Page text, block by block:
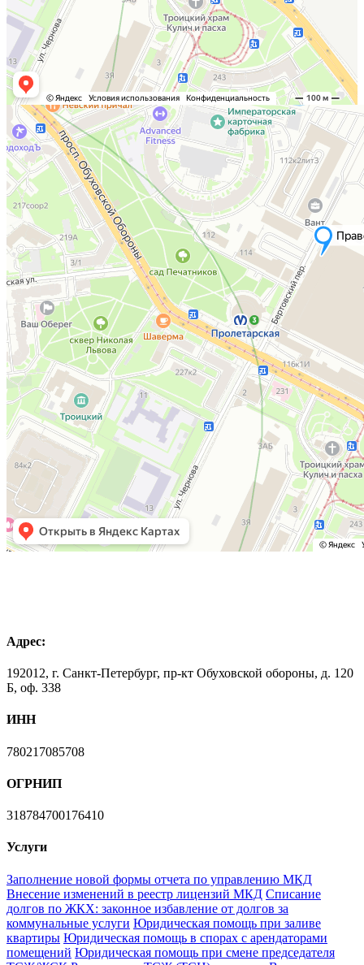
Адрес:
192012, г. Санкт-Петербург, пр-кт Обуховской обороны, д. 120
Б, оф. 338
ИНН
780217085708
ОГРНИП
318784700176410
Услуги
Заполнение новой формы отчета по управлению МКД
Внесение изменений в реестр лицензий МКД Списание
долгов по ЖКХ: законное избавление от долгов за
коммунальные услуги Юридическая помощь при заливе
квартиры Юридическая помощь в спорах с арендаторами
помещений Юридическая помощь при смене председателя